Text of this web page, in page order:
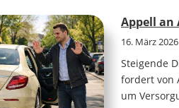
Appell an
16. März 2026
Steigende
fordert von
um